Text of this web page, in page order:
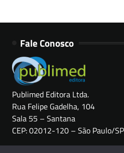
Fale Conosco
Publimed Editora Ltda.
Rua Felipe Gadelha, 104
Sala 55 – Santana
CEP: 02012-120 – São Paulo/SP